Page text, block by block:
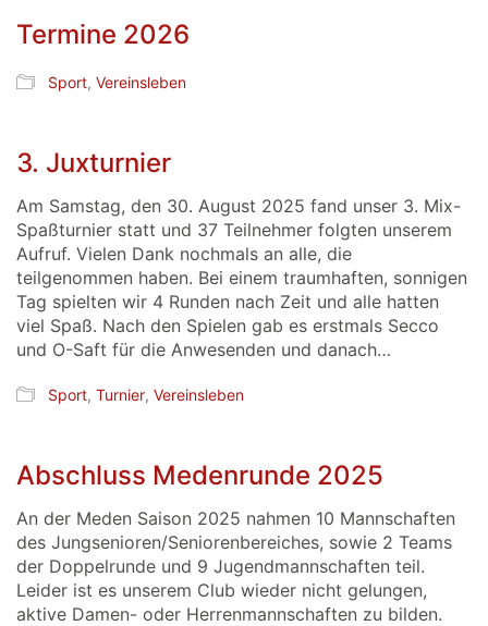
Termine 2026
Sport, Vereinsleben
3. Juxturnier
Am Samstag, den 30. August 2025 fand unser 3. Mix-
Spaßturnier statt und 37 Teilnehmer folgten unserem
Aufruf. Vielen Dank nochmals an alle, die
teilgenommen haben. Bei einem traumhaften, sonnigen
Tag spielten wir 4 Runden nach Zeit und alle hatten
viel Spaß. Nach den Spielen gab es erstmals Secco
und O-Saft für die Anwesenden und danach…
Sport, Turnier, Vereinsleben
Abschluss Medenrunde 2025
An der Meden Saison 2025 nahmen 10 Mannschaften
des Jungsenioren/Seniorenbereiches, sowie 2 Teams
der Doppelrunde und 9 Jugendmannschaften teil.
Leider ist es unserem Club wieder nicht gelungen,
aktive Damen- oder Herrenmannschaften zu bilden.